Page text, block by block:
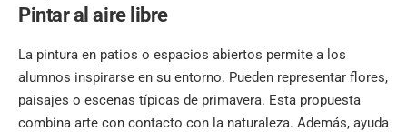
Pintar al aire libre
La pintura en patios o espacios abiertos permite a los
alumnos inspirarse en su entorno. Pueden representar flores,
paisajes o escenas típicas de primavera. Esta propuesta
combina arte con contacto con la naturaleza. Además, ayuda